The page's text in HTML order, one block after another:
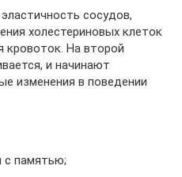
сосудов,
холестериновых клеток
кровоток. На второй
и начинают
изменения в поведении
с памятью;